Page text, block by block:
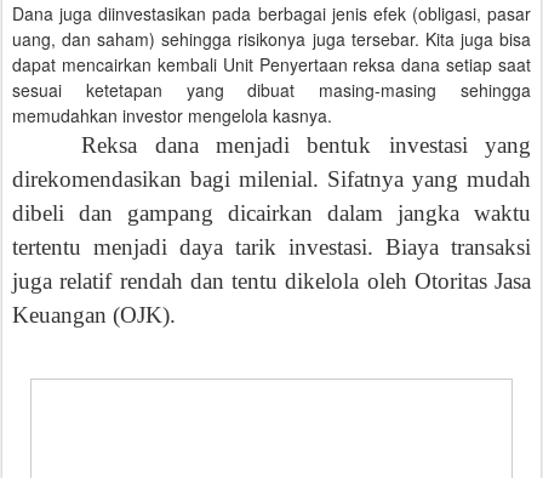
Dana juga diinvestasikan pada berbagai jenis efek (obligasi, pasar
uang, dan saham) sehingga risikonya juga tersebar. Kita juga bisa
dapat mencairkan kembali Unit Penyertaan reksa dana setiap saat
sesuai ketetapan yang dibuat masing-masing sehingga
memudahkan investor mengelola kasnya.
Reksa dana menjadi bentuk investasi yang
direkomendasikan bagi milenial. Sifatnya yang mudah
dibeli dan gampang dicairkan dalam jangka waktu
tertentu menjadi daya tarik investasi. Biaya transaksi
juga relatif rendah dan tentu dikelola oleh Otoritas Jasa
Keuangan (OJK).